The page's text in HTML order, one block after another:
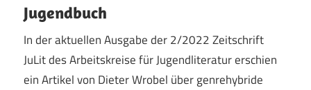
Jugendbuch
In der aktuellen Ausgabe der 2/2022 Zeitschrift
JuLit des Arbeitskreise für Jugendliteratur erschien
ein Artikel von Dieter Wrobel über genrehybride